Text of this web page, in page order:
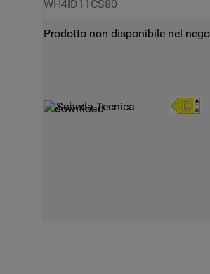
WH4ID11CS80
WH4ID11CS80
Prodotto non disponibile nel
Scheda Tecnica